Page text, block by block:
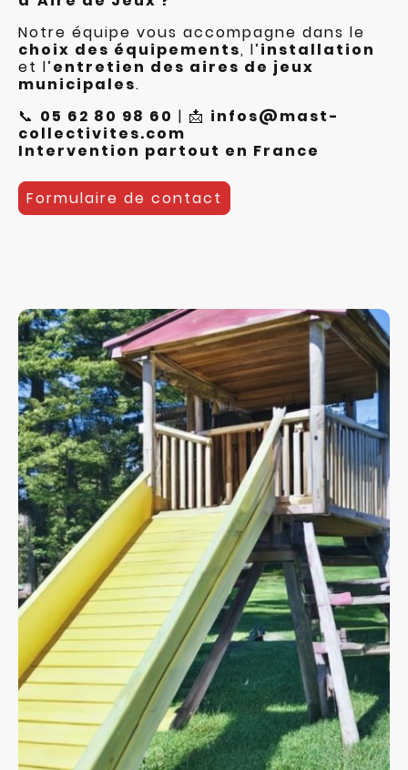
Notre équipe vous accompagne dans le
choix des équipements, l’installation
et l’entretien des aires de jeux
municipales.
📞 05 62 80 98 60 | 📩 infos@mast-
collectivites.com
Intervention partout en France
Formulaire de contact